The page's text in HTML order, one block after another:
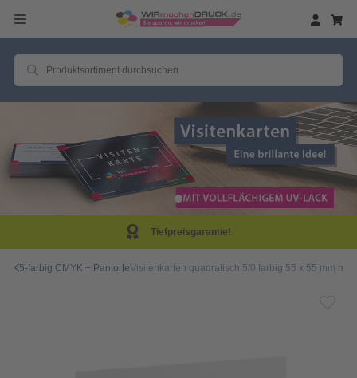
5-farbig CMYK + PantoneVisitenkarten quadratisch 5/0 farbig 55 x 55 mm